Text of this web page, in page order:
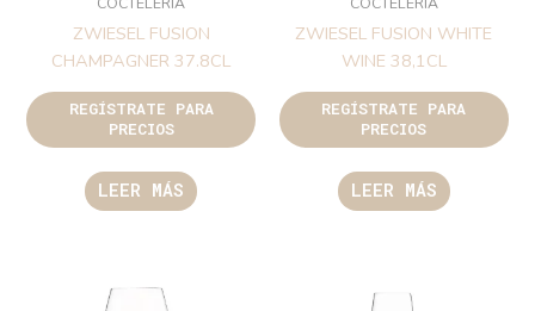
ZWIESEL FUSION
CHAMPAGNER 37.8CL
REGÍSTRATE PARA
PRECIOS
LEER MÁS
ZWIESEL FUSION WHITE
WINE 38,1CL
REGÍSTRATE PARA
PRECIOS
LEER MÁS